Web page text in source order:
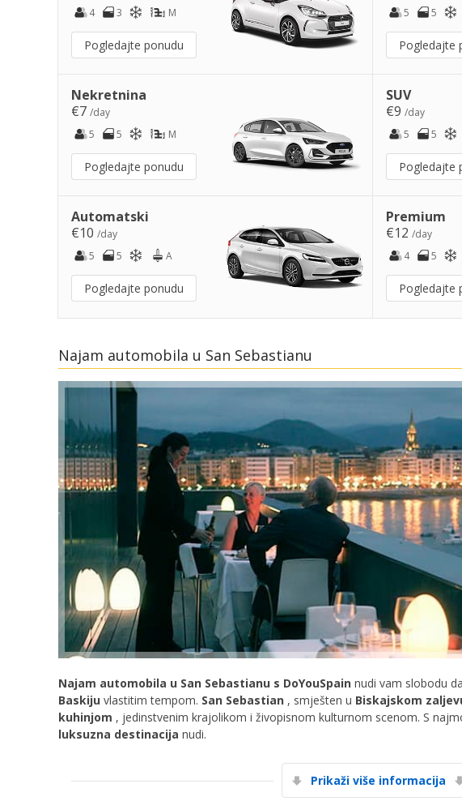
4
3 M
Pogledajte ponudu
5
5
Pogledajte
Nekretnina
€7 /day
5
5 M
Pogledajte ponudu
SUV
€9/day
5
5
Pogledajte
Automatski
€10 /day
5
5 A
Pogledajte ponudu
Premium
€12/day
4
5
Pogledajte
Najam automobila u San Sebastianu
Najam automobila u San Sebastianu s DoYouSpain nudi vam slobodu
Baskiju vlastitim tempom. San Sebastian , smješten u Biskajskom
kuhinjom , jedinstvenim krajolikom i živopisnom kulturnom scenom. S
luksuzna destinacija nudi.
Prikaži više informacija